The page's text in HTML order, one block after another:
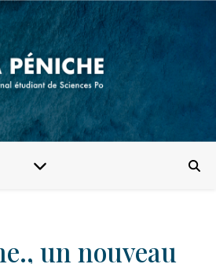
un nouveau